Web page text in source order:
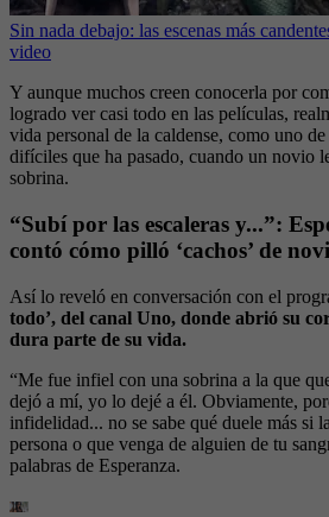
Sin nada debajo: las escenas más
video
Y aunque muchos creen conocerla por
logrado ver casi todo en las películas,
vida personal de la caldense, como uno
difíciles que ha pasado, cuando un novio
sobrina.
“Subí por las escaleras y...”:
contó cómo pilló ‘cachos’ de
Así lo reveló en conversación con el
todo’, del canal Uno, donde abrió su
dura parte de su vida.
“Me fue infiel con una sobrina a la que
dejó a mí, yo lo dejé a él. Obviamente,
infidelidad... no se sabe qué duele más si
persona o que venga de alguien de tu
palabras de Esperanza.